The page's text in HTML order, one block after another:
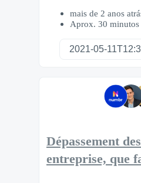
mais de 2 anos
Aprox. 30 minutos
Dépassement
entreprise, que